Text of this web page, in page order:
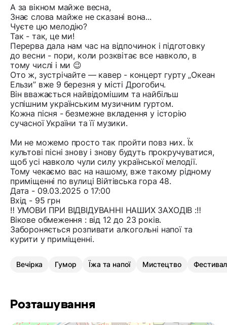
А за вiкном майже весна,
Знає слова майже не сказанi вона...
Чуєте цю мелодію?
Так - так, це ми!
Перерва дала нам час на відпочинок і підготовку
до весни - пори, коли розквітає все навколо, в
тому числі і ми 😉
Ото ж, зустрічайте — кавер - концерт гурту „Океан
Ельзи” вже 9 березня у місті Дрогобич.
Він вважається найвідомішим та найбільш
успішним українським музичним гуртом.
Кожна пісня - безмежне вкладення у історію
сучасної України та її музики.
Ми не можемо просто так пройти повз них. Їх
культові пісні знову і знову будуть прокручуватися,
щоб усі навколо чули силу української мелодії.
Тому чекаємо вас на нашому, вже такому рідному
приміщенні по вулиці Війтівська гора 48.
Дата - 09.03.2025 о 17:00
Вхід - 95 грн
‼️ УМОВИ ПРИ ВІДВІДУВАННІ НАШИХ ЗАХОДІВ :‼️
Вікове обмеження : від 12 до 23 років.
Забороняється розпивати алкогольні напої та
курити у приміщенні.
Вечірка Гумор Їжа та напої Мистецтво
Розташування